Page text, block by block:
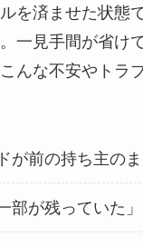
を済ませた状態
一見手間が省け
んな不安やトラ
が前の持ち主のま
部が残っていた」